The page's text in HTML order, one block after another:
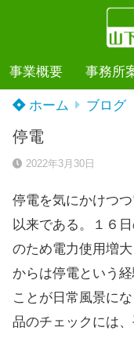
事業概要 事務所
ホーム ブログ
停電
2022年3月30日
停電を気にかけつ
以来である。１６
のため電力使用増
からは停電という
ことが日常風景に
品のチェックには